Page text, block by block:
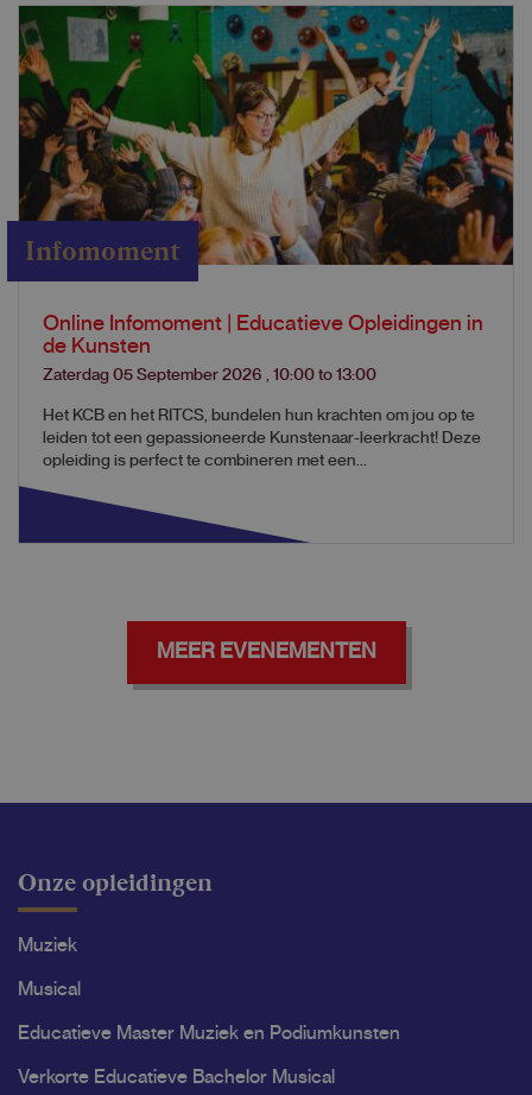
Infomoment
Online Infomoment | Educatieve Opleidingen in
de Kunsten
Zaterdag 05 September 2026 10:00 to 13:00
Het KCB en het RITCS, bundelen hun krachten om jou op te
leiden tot een gepassioneerde Kunstenaar-leerkracht! Deze
opleiding is perfect te combineren met een...
MEER EVENEMENTEN
Onze opleidingen
Muziek
Musical
Educatieve Master Muziek en Podiumkunsten
Verkorte Educatieve Bachelor Musical